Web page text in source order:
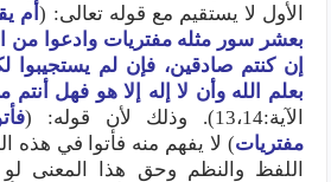
الأول لا يستقيم مع قوله تعالى: (أم
بعشر سور مثله مفتريات وادعوا من
إن كنتم صادقين، فإن لم يستجيبوا
بعلم الله وأن لا إله إلا هو فهل
الآية:13،14). وذلك لأن قوله: (
مفتريات) لا يفهم منه فأتوا في هذه
اللفظ والنظم وحق هذا المعنى